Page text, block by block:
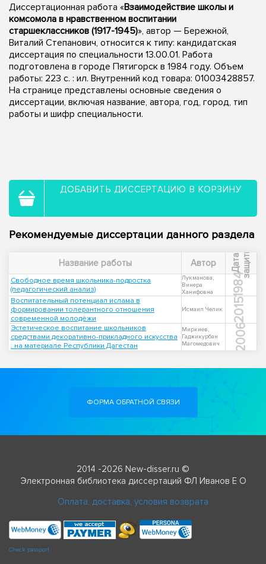
Диссертационная работа «Взаимодействие школы и
комсомола в нравственном воспитании
старшеклассников (1917-1945)», автор — Бережной,
Виталий Степанович, относится к типу: кандидатская
диссертация по специальности 13.00.01. Работа
подготовлена в городе Пятигорск в 1984 году. Объем
работы: 223 c. : ил. Внутренний код товара: 01003428857.
На странице представлены основные сведения о
диссертации, включая название, автора, год, город, тип
работы и шифр специальности.
ДОБАВИТЬ ДИССЕРТАЦИЮ В КОРЗИНУ
Рекомендуемые диссертации данного раздела
Название работы Автор Д
а
т
а
з
а
щ
и
т ы
Свободное время школьника-подростка
(педагогический анализ)
Лукманова,
Винера
Ханифовна
1984
Воспитательный потенциал ислама в
формировании толерантного отношения
современной молодёжи
Исмаил Челик 2015
Эстетическое воспитание школьников
средствами декоративно-прикладного искусства
: на материале Республики Дагестан
Миркиев,
Гаджикурбан
Магомедович
2006
ФОРМА ОБРАТНОЙ СВЯЗИ
2014 -2026 New-disser.ru ©
Электронная библиотека диссертаций ФЛ Иванов Е О
Оплата, доставка, условия возврата
Check passport